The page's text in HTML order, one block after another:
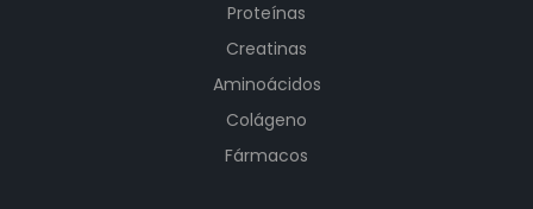
Proteínas
Creatinas
Aminoácidos
Colágeno
Fármacos